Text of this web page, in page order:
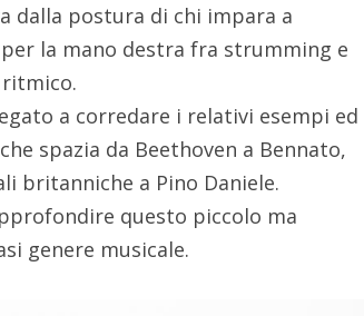
dalla postura di chi impara a
la mano destra fra strumming e
a corredare i relativi esempi ed
spazia da Beethoven a Bennato,
britanniche a Pino Daniele.
questo piccolo ma
genere musicale.